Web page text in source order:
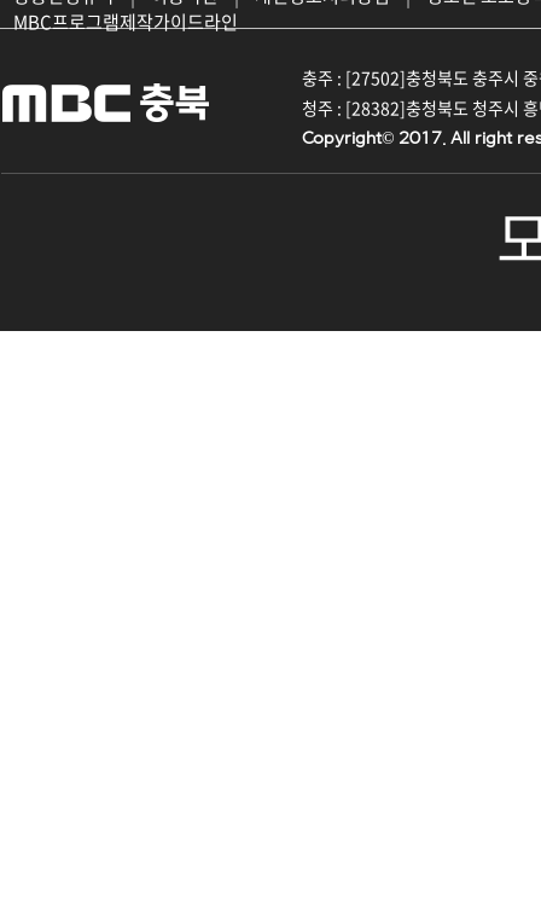
MBC프로그램제작가이드라인
충주 : [27502]충청북도 충주시
청주 : [28382]충청북도 청주시
Copyright© 2017. All right